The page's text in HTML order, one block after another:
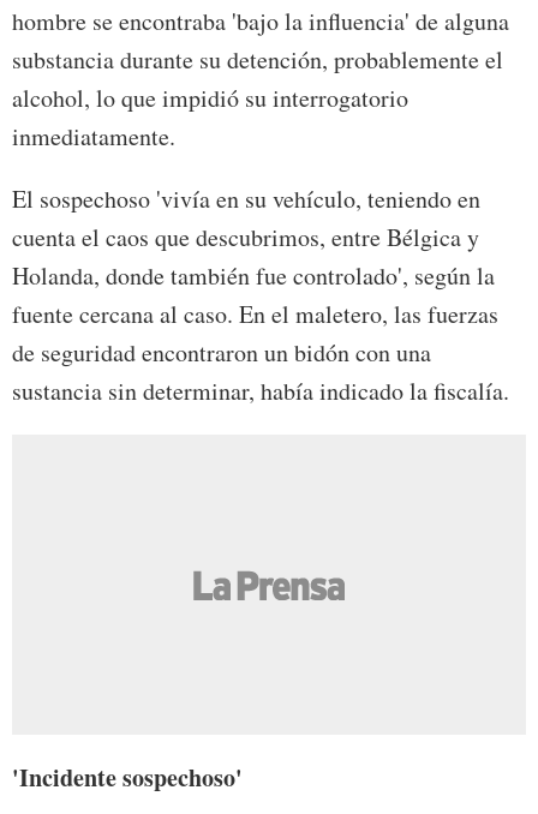
hombre se encontraba 'bajo la influencia' de alguna
substancia durante su detención, probablemente el
alcohol, lo que impidió su interrogatorio
inmediatamente.
El sospechoso 'vivía en su vehículo, teniendo en
cuenta el caos que descubrimos, entre Bélgica y
Holanda, donde también fue controlado', según la
fuente cercana al caso. En el maletero, las fuerzas
de seguridad encontraron un bidón con una
sustancia sin determinar, había indicado la fiscalía.
'Incidente sospechoso'